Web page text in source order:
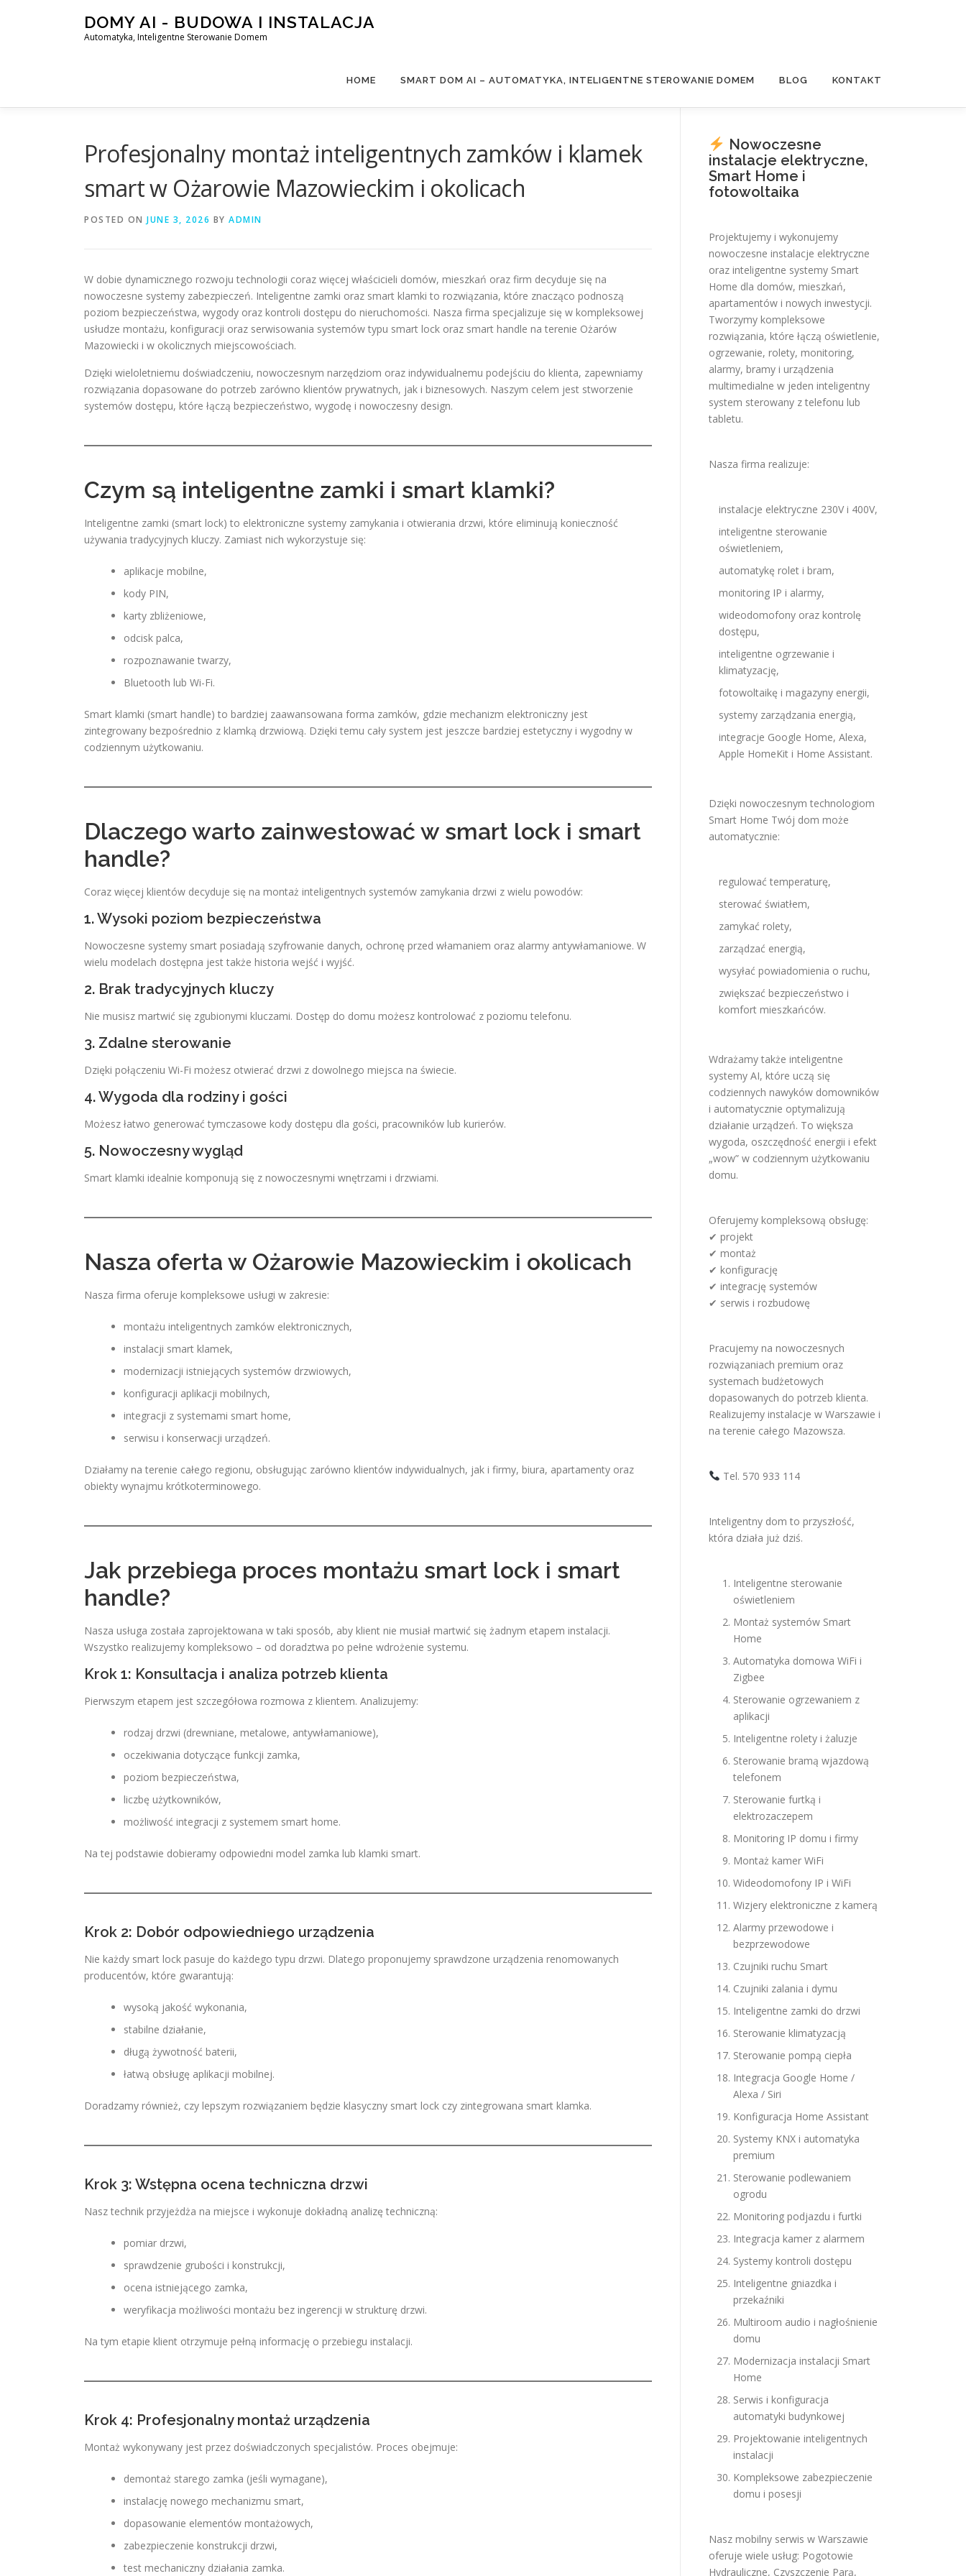
DOMY AI - BUDOWA I INSTALACJA
Automatyka, Inteligentne Sterowanie Domem
HOME SMART DOM AI – AUTOMATYKA, INTELIGENTNE STEROWANIE DOMEM BLOG KONTAKT
Profesjonalny montaż inteligentnych zamków i klamek
smart w Ożarowie Mazowieckim i okolicach
POSTED ON JUNE 3, 2026 BY ADMIN
W dobie dynamicznego rozwoju technologii coraz więcej właścicieli domów, mieszkań oraz firm decyduje się na
nowoczesne systemy zabezpieczeń. Inteligentne zamki oraz smart klamki to rozwiązania, które znacząco podnoszą
poziom bezpieczeństwa, wygody oraz kontroli dostępu do nieruchomości. Nasza firma specjalizuje się w kompleksowej
usłudze montażu, konfiguracji oraz serwisowania systemów typu smart lock oraz smart handle na terenie Ożarów
Mazowiecki i w okolicznych miejscowościach.
Dzięki wieloletniemu doświadczeniu, nowoczesnym narzędziom oraz indywidualnemu podejściu do klienta, zapewniamy
rozwiązania dopasowane do potrzeb zarówno klientów prywatnych, jak i biznesowych. Naszym celem jest stworzenie
systemów dostępu, które łączą bezpieczeństwo, wygodę i nowoczesny design.
Czym są inteligentne zamki i smart klamki?
Inteligentne zamki (smart lock) to elektroniczne systemy zamykania i otwierania drzwi, które eliminują konieczność
używania tradycyjnych kluczy. Zamiast nich wykorzystuje się:
aplikacje mobilne,
kody PIN,
karty zbliżeniowe,
odcisk palca,
rozpoznawanie twarzy,
Bluetooth lub Wi-Fi.
Smart klamki (smart handle) to bardziej zaawansowana forma zamków, gdzie mechanizm elektroniczny jest
zintegrowany bezpośrednio z klamką drzwiową. Dzięki temu cały system jest jeszcze bardziej estetyczny i wygodny w
codziennym użytkowaniu.
Dlaczego warto zainwestować w smart lock i smart
handle?
Coraz więcej klientów decyduje się na montaż inteligentnych systemów zamykania drzwi z wielu powodów:
1. Wysoki poziom bezpieczeństwa
Nowoczesne systemy smart posiadają szyfrowanie danych, ochronę przed włamaniem oraz alarmy antywłamaniowe. W
wielu modelach dostępna jest także historia wejść i wyjść.
2. Brak tradycyjnych kluczy
Nie musisz martwić się zgubionymi kluczami. Dostęp do domu możesz kontrolować z poziomu telefonu.
3. Zdalne sterowanie
Dzięki połączeniu Wi-Fi możesz otwierać drzwi z dowolnego miejsca na świecie.
4. Wygoda dla rodziny i gości
Możesz łatwo generować tymczasowe kody dostępu dla gości, pracowników lub kurierów.
5. Nowoczesny wygląd
Smart klamki idealnie komponują się z nowoczesnymi wnętrzami i drzwiami.
Nasza oferta w Ożarowie Mazowieckim i okolicach
Nasza firma oferuje kompleksowe usługi w zakresie:
montażu inteligentnych zamków elektronicznych,
instalacji smart klamek,
modernizacji istniejących systemów drzwiowych,
konfiguracji aplikacji mobilnych,
integracji z systemami smart home,
serwisu i konserwacji urządzeń.
Działamy na terenie całego regionu, obsługując zarówno klientów indywidualnych, jak i firmy, biura, apartamenty oraz
obiekty wynajmu krótkoterminowego.
Jak przebiega proces montażu smart lock i smart
handle?
Nasza usługa została zaprojektowana w taki sposób, aby klient nie musiał martwić się żadnym etapem instalacji.
Wszystko realizujemy kompleksowo – od doradztwa po pełne wdrożenie systemu.
Krok 1: Konsultacja i analiza potrzeb klienta
Pierwszym etapem jest szczegółowa rozmowa z klientem. Analizujemy:
rodzaj drzwi (drewniane, metalowe, antywłamaniowe),
oczekiwania dotyczące funkcji zamka,
poziom bezpieczeństwa,
liczbę użytkowników,
możliwość integracji z systemem smart home.
Na tej podstawie dobieramy odpowiedni model zamka lub klamki smart.
Krok 2: Dobór odpowiedniego urządzenia
Nie każdy smart lock pasuje do każdego typu drzwi. Dlatego proponujemy sprawdzone urządzenia renomowanych
producentów, które gwarantują:
wysoką jakość wykonania,
stabilne działanie,
długą żywotność baterii,
łatwą obsługę aplikacji mobilnej.
Doradzamy również, czy lepszym rozwiązaniem będzie klasyczny smart lock czy zintegrowana smart klamka.
Krok 3: Wstępna ocena techniczna drzwi
Nasz technik przyjeżdża na miejsce i wykonuje dokładną analizę techniczną:
pomiar drzwi,
sprawdzenie grubości i konstrukcji,
ocena istniejącego zamka,
weryfikacja możliwości montażu bez ingerencji w strukturę drzwi.
Na tym etapie klient otrzymuje pełną informację o przebiegu instalacji.
Krok 4: Profesjonalny montaż urządzenia
Montaż wykonywany jest przez doświadczonych specjalistów. Proces obejmuje:
demontaż starego zamka (jeśli wymagane),
instalację nowego mechanizmu smart,
dopasowanie elementów montażowych,
zabezpieczenie konstrukcji drzwi,
test mechaniczny działania zamka.
Nowoczesne
instalacje elektryczne,
Smart Home i
fotowoltaika
Projektujemy i wykonujemy
nowoczesne instalacje elektryczne
oraz inteligentne systemy Smart
Home dla domów, mieszkań,
apartamentów i nowych inwestycji.
Tworzymy kompleksowe
rozwiązania, które łączą oświetlenie,
ogrzewanie, rolety, monitoring,
alarmy, bramy i urządzenia
multimedialne w jeden inteligentny
system sterowany z telefonu lub
tabletu.
Nasza firma realizuje:
instalacje elektryczne 230V i 400V,
inteligentne sterowanie
oświetleniem,
automatykę rolet i bram,
monitoring IP i alarmy,
wideodomofony oraz kontrolę
dostępu,
inteligentne ogrzewanie i
klimatyzację,
fotowoltaikę i magazyny energii,
systemy zarządzania energią,
integracje Google Home, Alexa,
Apple HomeKit i Home Assistant.
Dzięki nowoczesnym technologiom
Smart Home Twój dom może
automatycznie:
regulować temperaturę,
sterować światłem,
zamykać rolety,
zarządzać energią,
wysyłać powiadomienia o ruchu,
zwiększać bezpieczeństwo i
komfort mieszkańców.
Wdrażamy także inteligentne
systemy AI, które uczą się
codziennych nawyków domowników
i automatycznie optymalizują
działanie urządzeń. To większa
wygoda, oszczędność energii i efekt
„wow” w codziennym użytkowaniu
domu.
Oferujemy kompleksową obsługę:
✔ projekt
✔ montaż
✔ konfigurację
✔ integrację systemów
✔ serwis i rozbudowę
Pracujemy na nowoczesnych
rozwiązaniach premium oraz
systemach budżetowych
dopasowanych do potrzeb klienta.
Realizujemy instalacje w Warszawie i
na terenie całego Mazowsza.
Tel. 570 933 114
Inteligentny dom to przyszłość,
która działa już dziś.
Inteligentne sterowanie
oświetleniem
Montaż systemów Smart
Home
Automatyka domowa WiFi i
Zigbee
Sterowanie ogrzewaniem z
aplikacji
Inteligentne rolety i żaluzje
Sterowanie bramą wjazdową
telefonem
Sterowanie furtką i
elektrozaczepem
Monitoring IP domu i firmy
Montaż kamer WiFi
Wideodomofony IP i WiFi
Wizjery elektroniczne z kamerą
Alarmy przewodowe i
bezprzewodowe
Czujniki ruchu Smart
Czujniki zalania i dymu
Inteligentne zamki do drzwi
Sterowanie klimatyzacją
Sterowanie pompą ciepła
Integracja Google Home /
Alexa / Siri
Konfiguracja Home Assistant
Systemy KNX i automatyka
premium
Sterowanie podlewaniem
ogrodu
Monitoring podjazdu i furtki
Integracja kamer z alarmem
Systemy kontroli dostępu
Inteligentne gniazdka i
przekaźniki
Multiroom audio i nagłośnienie
domu
Modernizacja instalacji Smart
Home
Serwis i konfiguracja
automatyki budynkowej
Projektowanie inteligentnych
instalacji
Kompleksowe zabezpieczenie
domu i posesji
Nasz mobilny serwis w Warszawie
oferuje wiele usług: Pogotowie
Hydrauliczne, Czyszczenie Parą,